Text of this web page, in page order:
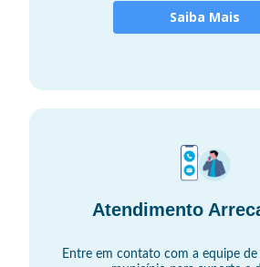
Saiba Mais
Atendimento
Entre em contato com a equipe